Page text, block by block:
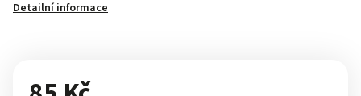
Detailní informace